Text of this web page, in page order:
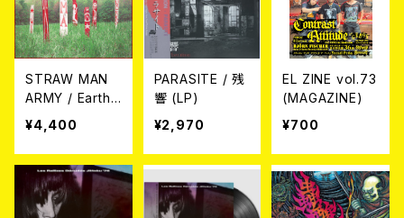
STRAW MAN
ARMY / Earthw
orks (LP)
¥4,400
PARASITE / 残
響 (LP)
¥2,970
EL ZINE vol.73
(MAGAZINE)
¥700